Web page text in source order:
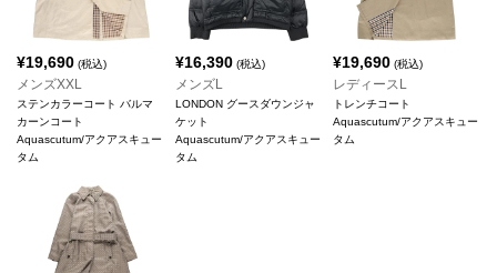
¥19,690 (税込)
メンズXXL
ステンカラーコート バルマ
カーンコート
Aquascutum/アクアスキュー
タム
¥16,390(税込)
メンズL
LONDON グースダウンジャ
ケット
Aquascutum/アクアスキュー
タム
¥19,690 (税込)
レディースL
トレンチコート
Aquascutum/アクアスキュー
タム